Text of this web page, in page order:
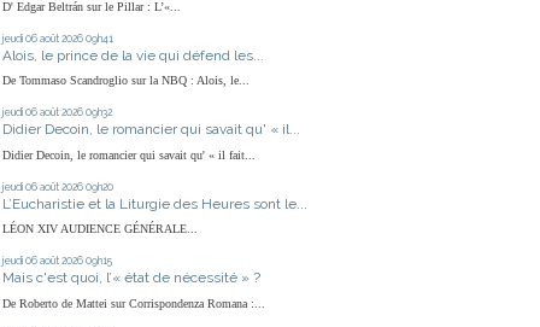
D' Edgar Beltrán sur le Pillar : L’«...
jeudi 06 août 2026 09h41
Alois, le prince de la vie qui défend les...
De Tommaso Scandroglio sur la NBQ : Alois, le...
jeudi 06 août 2026 09h32
Didier Decoin, le romancier qui savait qu' « il...
Didier Decoin, le romancier qui savait qu' « il fait...
jeudi 06 août 2026 09h20
L’Eucharistie et la Liturgie des Heures sont le...
LÉON XIV AUDIENCE GÉNÉRALE...
jeudi 06 août 2026 09h15
Mais c'est quoi, l’« état de nécessité » ?
De Roberto de Mattei sur Corrispondenza Romana :...